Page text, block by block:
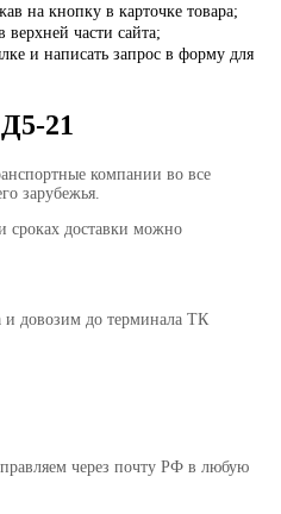
на кнопку в карточке товара;
верхней части сайта;
и написать запрос в форму для
21
компании во все
зарубежья.
сроках доставки можно
и довозим до терминала ТК
через почту РФ в любую